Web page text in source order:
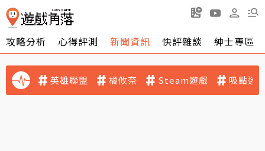
攻略分析 心得評測 新聞資訊 快評雜談 紳士專區
英雄聯盟 橘攸奈 Steam遊戲 吸點迷